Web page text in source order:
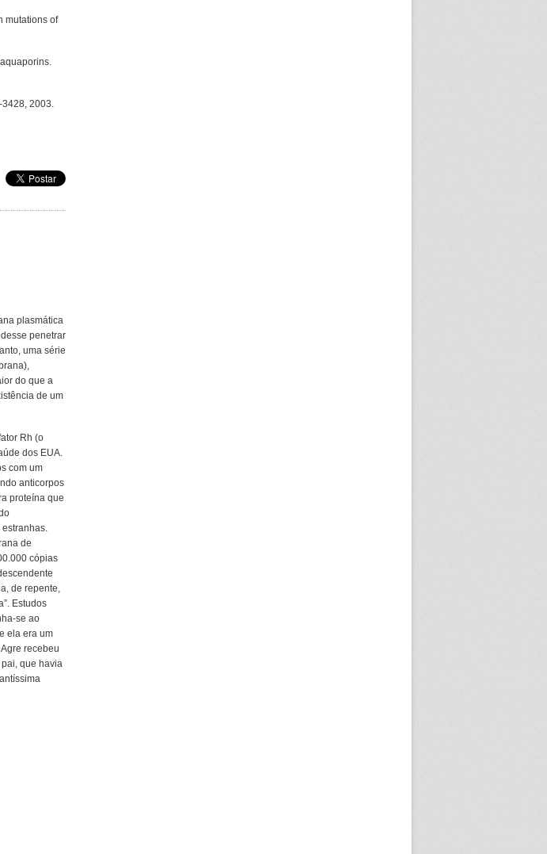
mutations of
2003.
plasmática
penetrar
uma série
do que a
de um
Rh (o
dos EUA.
com um
anticorpos
proteína que
de
cópias
de repente,
Estudos
se ao
ela era um
recebeu
que havia